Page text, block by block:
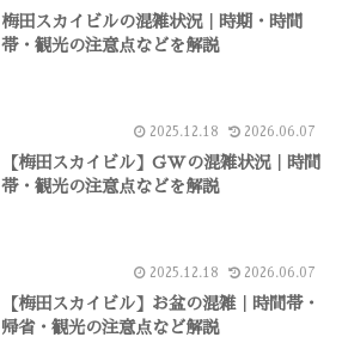
梅田スカイビルの混雑状況｜時期・時間
帯・観光の注意点などを解説
2025.12.18 2026.06.07
【梅田スカイビル】GWの混雑状況｜時間
帯・観光の注意点などを解説
2025.12.18 2026.06.07
【梅田スカイビル】お盆の混雑｜時間帯・
帰省・観光の注意点など解説